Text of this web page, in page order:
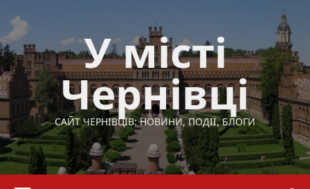
до
вмісту
У місті
Чернівці
САЙТ ЧЕРНІВЦІВ: НОВИНИ, ПОДІЇ, БЛОГИ